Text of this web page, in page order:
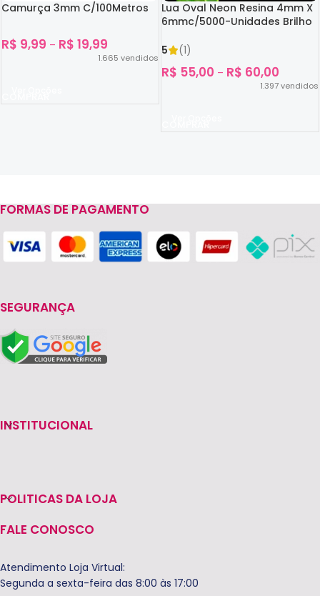
Camurça 3mm C/100Metros
R$ 9,99 – R$ 19,99
1.665 vendidos
Lua Oval Neon Resina 4mm X
6mmc/5000-Unidades Brilho
5
(1)
R$ 55,00 – R$ 60,00
1.397vendidos
Read more
FORMAS DE PAGAMENTO
SEGURANÇA
INSTITUCIONAL
POLITICAS DA LOJA
FALE CONOSCO
Atendimento Loja Virtual:
Segunda a sexta-feira das 8:00 às 17:00